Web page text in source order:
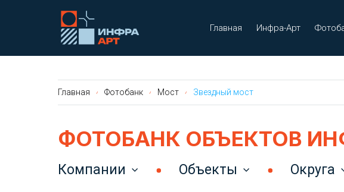
Главная Инфра-Арт
Главная Фотобанк Мост Звездный мост
ФОТОБАНК ОБЪЕКТОВ
Компании Объекты Округа